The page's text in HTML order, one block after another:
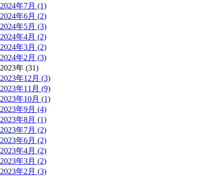
2024年7月 (1)
2024年6月 (2)
2024年5月 (3)
2024年4月 (2)
2024年3月 (2)
2024年2月 (3)
2023年 (31)
2023年12月 (3)
2023年11月 (9)
2023年10月 (1)
2023年9月 (4)
2023年8月 (1)
2023年7月 (2)
2023年6月 (2)
2023年4月 (2)
2023年3月 (2)
2023年2月 (3)